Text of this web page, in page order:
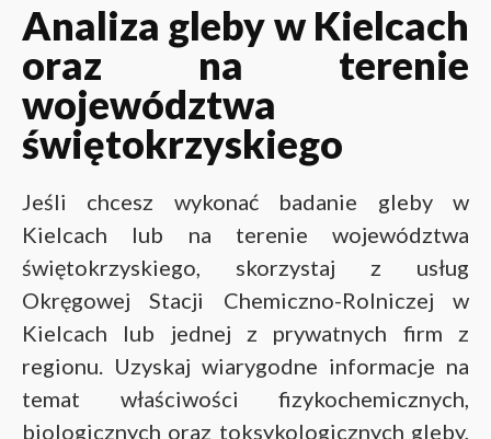
Analiza gleby w Kielcach
oraz na terenie
województwa
świętokrzyskiego
Jeśli chcesz wykonać badanie gleby w
Kielcach lub na terenie województwa
świętokrzyskiego, skorzystaj z usług
Okręgowej Stacji Chemiczno-Rolniczej w
Kielcach lub jednej z prywatnych firm z
regionu. Uzyskaj wiarygodne informacje na
temat właściwości fizykochemicznych,
biologicznych oraz toksykologicznych gleby,